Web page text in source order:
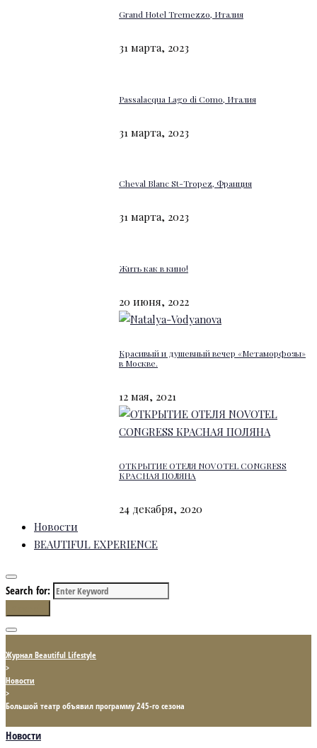
Grand Hotel Tremezzo, Италия
31 марта, 2023
Passalacqua Lago di Como, Италия
31 марта, 2023
Cheval Blanc St-Tropez, Франция
31 марта, 2023
Жить как в кино!
20 июня, 2022
Красивый и душевный вечер «Метаморфозы»
в Москве.
12 мая, 2021
ОТКРЫТИЕ ОТЕЛЯ NOVOTEL CONGRESS
КРАСНАЯ ПОЛЯНА
24 декабря, 2020
Новости
BEAUTIFUL EXPERIENCE
Search for:
Журнал Beautiful Lifestyle
>
Новости
>
Большой театр объявил программу 245-го сезона
Новости